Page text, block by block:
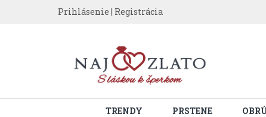
Prihlásenie | Registrácia
TRENDY PRSTENE